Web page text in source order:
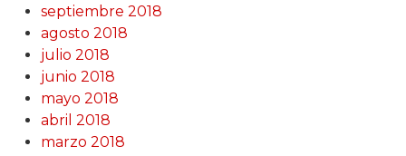
septiembre 2018
agosto 2018
julio 2018
junio 2018
mayo 2018
abril 2018
marzo 2018